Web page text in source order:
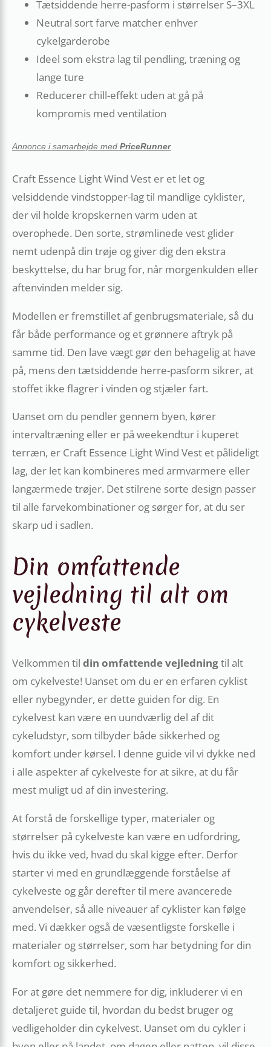
Tætsiddende herre-pasform i størrelser S–3XL
Neutral sort farve matcher enhver
cykelgarderobe
Ideel som ekstra lag til pendling, træning og
lange ture
Reducerer chill-effekt uden at gå på
kompromis med ventilation
Annonce i samarbejde med PriceRunner
Craft Essence Light Wind Vest er et let og
velsiddende vindstopper-lag til mandlige cyklister,
der vil holde kropskernen varm uden at
overophede. Den sorte, strømlinede vest glider
nemt udenpå din trøje og giver dig den ekstra
beskyttelse, du har brug for, når morgenkulden eller
aftenvinden melder sig.
Modellen er fremstillet af genbrugsmateriale, så du
får både performance og et grønnere aftryk på
samme tid. Den lave vægt gør den behagelig at have
på, mens den tætsiddende herre-pasform sikrer, at
stoffet ikke flagrer i vinden og stjæler fart.
Uanset om du pendler gennem byen, kører
intervaltræning eller er på weekendtur i kuperet
terræn, er Craft Essence Light Wind Vest et pålideligt
lag, der let kan kombineres med armvarmere eller
langærmede trøjer. Det stilrene sorte design passer
til alle farvekombinationer og sørger for, at du ser
skarp ud i sadlen.
Din omfattende
vejledning til alt om
cykelveste
Velkommen til din omfattende vejledningtil alt
om cykelveste! Uanset om du er en erfaren cyklist
eller nybegynder, er dette guiden for dig. En
cykelvest kan være en uundværlig del af dit
cykeludstyr, som tilbyder både sikkerhed og
komfort under kørsel. I denne guide vil vi dykke ned
i alle aspekter af cykelveste for at sikre, at du får
mest muligt ud af din investering.
At forstå de forskellige typer, materialer og
størrelser på cykelveste kan være en udfordring,
hvis du ikke ved, hvad du skal kigge efter. Derfor
starter vi med en grundlæggende forståelse af
cykelveste og går derefter til mere avancerede
anvendelser, så alle niveauer af cyklister kan følge
med. Vi dækker også de væsentligste forskelle i
materialer og størrelser, som har betydning for din
komfort og sikkerhed.
For at gøre det nemmere for dig, inkluderer vi en
detaljeret guide til, hvordan du bedst bruger og
vedligeholder din cykelvest. Uanset om du cykler i